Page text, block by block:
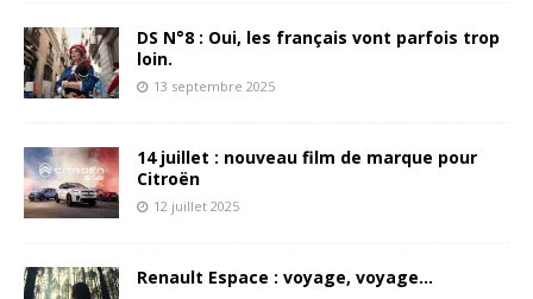
DS N°8 : Oui, les français vont parfois trop
loin.
13 septembre 2025
14 juillet : nouveau film de marque pour
Citroën
12 juillet 2025
Renault Espace : voyage, voyage…